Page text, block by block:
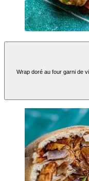
Wrap doré au four garni de